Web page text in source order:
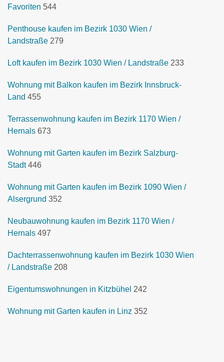
Favoriten 544
Penthouse kaufen im Bezirk 1030 Wien /
Landstraße 279
Loft kaufen im Bezirk 1030 Wien / Landstraße 233
Wohnung mit Balkon kaufen im Bezirk Innsbruck-
Land 455
Terrassenwohnung kaufen im Bezirk 1170 Wien /
Hernals 673
Wohnung mit Garten kaufen im Bezirk Salzburg-
Stadt 446
Wohnung mit Garten kaufen im Bezirk 1090 Wien /
Alsergrund 352
Neubauwohnung kaufen im Bezirk 1170 Wien /
Hernals 497
Dachterrassenwohnung kaufen im Bezirk 1030 Wien
/ Landstraße 208
Eigentumswohnungen in Kitzbühel 242
Wohnung mit Garten kaufen in Linz 352